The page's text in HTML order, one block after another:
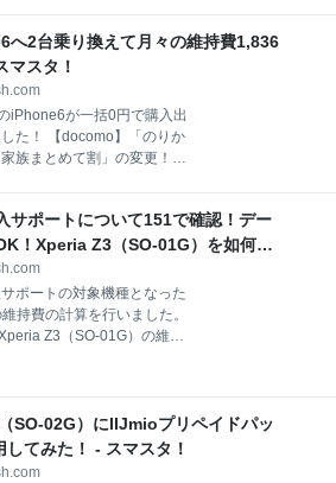
したいと思います。 SIMロ
のサイトでSIMロック解
のサイトからSIMロック
。 ちなみに購入から6ヶ月
が出来ます。 このように私
となってるのでSIMロック解
申し込みの際はスマホから
実施する必要が
へ2台乗り換えて月々の維持費1,836
マスタ！
iPhone6が一括0円で購入出
た！ 【docomo】「のりか
族まとめて割」の変更！こ
事で実は維持費が月額1,836
くなることをご存じでした
したいと思います！ ※9月6
で制度変更があり、こち
が一部出来なくなりまし
を参考にして下さい。
々サポートが消滅に！ - ス
持費を考える上で
サポートについて151で確認！デー
！Xperia Z3（SO-01G）を如何に
- スマスタ！
ポートの対象機種となった
持費の計算を行いました。
Z3（SO-01G）の維持
実際、151で「端末購入サ
せしてみたので今日はその
スポンサーリンク データプ
SO-02G）にIIJmioプリペイドパッ
てみた！ - スマスタ！